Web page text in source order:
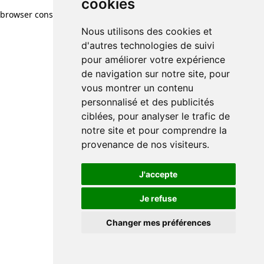
cookies
Nous utilisons des cookies et
d'autres technologies de suivi
pour améliorer votre expérience
de navigation sur notre site, pour
vous montrer un contenu
personnalisé et des publicités
ciblées, pour analyser le trafic de
notre site et pour comprendre la
provenance de nos visiteurs.
J'accepte
Je refuse
Changer mes préférences
browser console for more information)